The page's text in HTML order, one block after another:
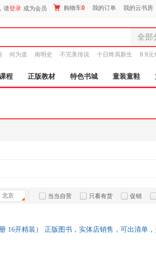
请登录 成为会员 购物车0 我的订单 我的云书房
全部
全部
图书
电子书
家具
箱包
何为道 南明史 不完美传说 十日终焉新生 9.9元
程 正版教材 特色书城 童装童鞋
北京 当当自营 只看有货 促销
16开精装） 正版图书，实体店销售，可出清单